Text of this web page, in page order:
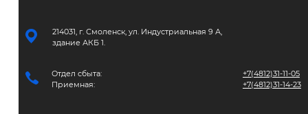
214031, г. Смоленск, ул. Индустриальная 9 А,
здание АКБ 1.
Отдел сбыта:
Приемная:
+7(4812)31-11-05
+7(4812)31-14-23